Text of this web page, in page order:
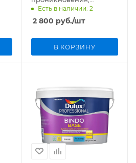
концентрат СМиТ, 5л
Есть в наличии: 2
2 800 руб./шт
В КОРЗИНУ